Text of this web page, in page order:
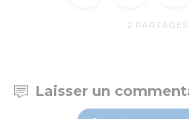
2 PARTAGES
Laisser un